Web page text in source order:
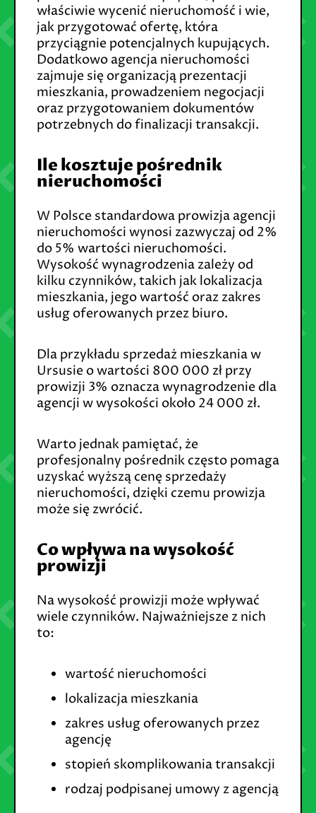
właściwie wycenić nieruchomość i wie,
jak przygotować ofertę, która
przyciągnie potencjalnych kupujących.
Dodatkowo agencja nieruchomości
zajmuje się organizacją prezentacji
mieszkania, prowadzeniem negocjacji
oraz przygotowaniem dokumentów
potrzebnych do finalizacji transakcji.
Ile kosztuje pośrednik
nieruchomości
W Polsce standardowa prowizja agencji
nieruchomości wynosi zazwyczaj od 2%
do 5% wartości nieruchomości.
Wysokość wynagrodzenia zależy od
kilku czynników, takich jak lokalizacja
mieszkania, jego wartość oraz zakres
usług oferowanych przez biuro.
Dla przykładu sprzedaż mieszkania w
Ursusie o wartości 800 000 zł przy
prowizji 3% oznacza wynagrodzenie dla
agencji w wysokości około 24 000 zł.
Warto jednak pamiętać, że
profesjonalny pośrednik często pomaga
uzyskać wyższą cenę sprzedaży
nieruchomości, dzięki czemu prowizja
może się zwrócić.
Co wpływa na wysokość
prowizji
Na wysokość prowizji może wpływać
wiele czynników. Najważniejsze z nich
to:
wartość nieruchomości
lokalizacja mieszkania
zakres usług oferowanych przez
agencję
stopień skomplikowania transakcji
rodzaj podpisanej umowy z agencją